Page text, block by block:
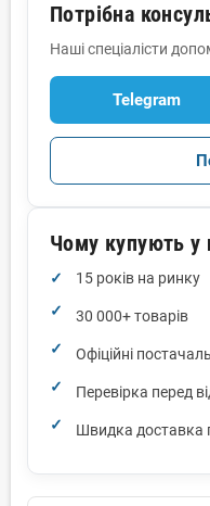
Потрібна
Наші спеціалісти
Telegram
Чому купують у
15 років на ринку
30 000+ товарів
Офіційні
Перевірка перед
Швидка доставка